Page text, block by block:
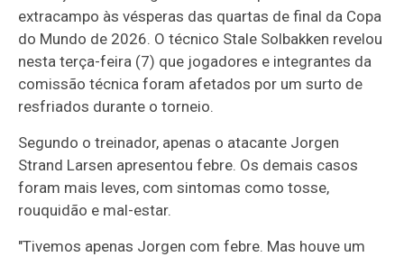
extracampo às vésperas das quartas de final da Copa
do Mundo de 2026. O técnico Stale Solbakken revelou
nesta terça-feira (7) que jogadores e integrantes da
comissão técnica foram afetados por um surto de
resfriados durante o torneio.
Segundo o treinador, apenas o atacante Jorgen
Strand Larsen apresentou febre. Os demais casos
foram mais leves, com sintomas como tosse,
rouquidão e mal-estar.
"Tivemos apenas Jorgen com febre. Mas houve um